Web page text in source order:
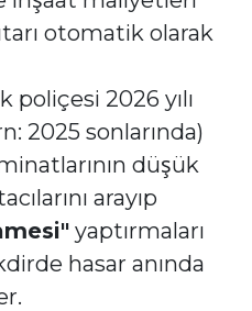
otomatik olarak
poliçesi 2026 yılı
2025 sonlarında)
düşük
arayıp
yaptırmaları
hasar anında